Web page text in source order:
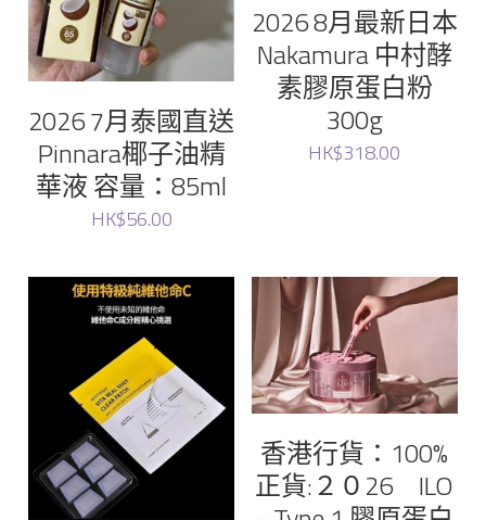
2026 7月泰國直送
Pinnara椰子油精
華液 容量：85ml
HK$56.00
2026 8月最新日本
Nakamura 中村酵
素膠原蛋白粉
300g
HK$318.00
香港行貨：100%
正貨:２０26 ILO